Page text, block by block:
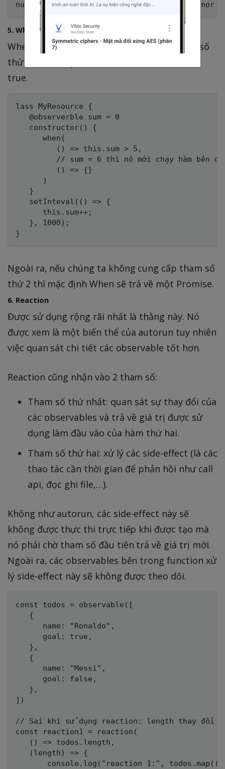
5. When
When sẽ nhận vào 2 tham số trong đó tham số
thứ hai chỉ chạy khi tham số thứ nhất trả về
true.
lass MyResource {
   @observerble sum = 0
   constructor() {
      when(
         () => this.sum > 5,
// sum = 6 thì nó mới chạy hàm bên
         () => {}
      )
   }
   setInteval(() => {
      this.sum++;
   }, 1000);
Ngoài ra, nếu chúng ta không cung cấp tham số
thứ 2 thì mặc định When sẽ trả về một Promise.
6. Reaction
Được sử dụng rộng rãi nhất là thằng này. Nó
được xem là một biến thể của autorun tuy nhiên
việc quan sát chi tiết các observable tốt hơn.
Reaction cũng nhận vào 2 tham số:
Tham số thứ nhất: quan sát sự thay đổi của
các observables và trả về giá trị được sử
dụng làm đầu vào của hàm thứ hai.
Tham số thứ hai: xử lý các side-effect (là các
thao tác cần thời gian để phản hồi như call
api, đọc ghi file,…).
Không như autorun, các side-effect này sẽ
không được thực thi trực tiếp khi được tạo mà
nó phải chờ tham số đầu tiên trả về giá trị mới.
Ngoài ra, các observables bên trong function xử
lý side-effect này sẽ không được theo dõi.
const todos = observable([
   {
      name: "Ronaldo",
      goal: true,
   },
   {
      name: "Messi",
      goal: false,
   },
])
// Sai khi sử dụng reaction: length thay đổi
const reaction1 = reaction(
   () => todos.length,
   (length) => {
console.log("reaction 1:",